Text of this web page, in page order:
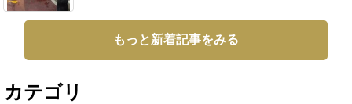
もっと新着記事をみる
カテゴリ